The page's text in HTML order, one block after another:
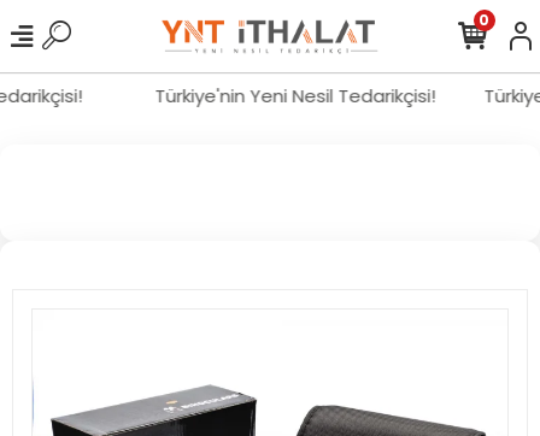
Türkiye'nin Yeni Nesil Tedarikçisi!
0